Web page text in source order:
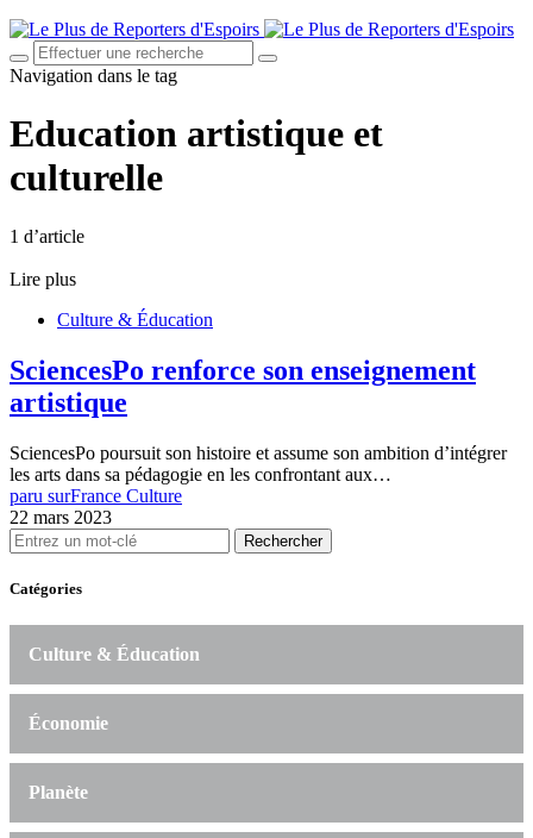
Navigation dans le tag
Education artistique et
culturelle
1 d’article
Lire plus
Culture & Éducation
SciencesPo renforce son enseignement
artistique
SciencesPo poursuit son histoire et assume son ambition d’intégrer
les arts dans sa pédagogie en les confrontant aux…
paru surFrance Culture
22 mars 2023
Rechercher
Catégories
Culture & Éducation
Économie
Planète